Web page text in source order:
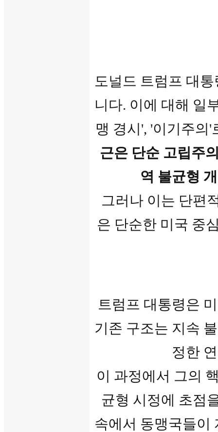
도널드 트럼프 대
니다. 이에 대해 일
맹 경시', '이기주의
근은 단순 고립주
역 불균형
그러나 이는 단편
은 단순한 미국 중
트럼프 대통령은
기존 구조는 지속
정한
이 과정에서 그의
균형 시정에 초점
속에서 동맹국들이